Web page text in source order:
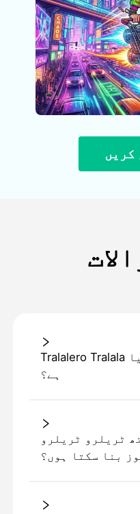
کریں
Tralalero Tralala ویڈیو بنانے والا کیا
ہے؟
ٹریلرو ٹریلرو
بنا سکتا ہوں؟